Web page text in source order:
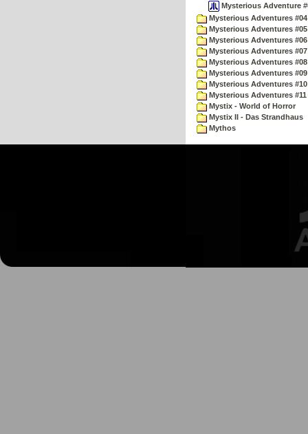
Mysterious Adventure
Mysterious Adventures
Mysterious Adventures
Mysterious Adventures
Mysterious Adventures
Mysterious Adventures
Mysterious Adventures
Mysterious Adventures
Mysterious Adventures
Mystix - World of Horror
Mystix II - Das Strandhaus
Mythos